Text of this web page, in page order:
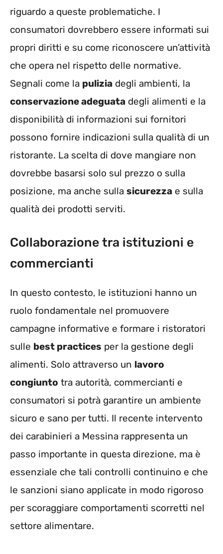
riguardo a queste problematiche. I
consumatori dovrebbero essere informati sui
propri diritti e su come riconoscere un’attività
che opera nel rispetto delle normative.
Segnali come la pulizia degli ambienti, la
conservazione adeguata degli alimenti e la
disponibilità di informazioni sui fornitori
possono fornire indicazioni sulla qualità di un
ristorante. La scelta di dove mangiare non
dovrebbe basarsi solo sul prezzo o sulla
posizione, ma anche sulla sicurezza e sulla
qualità dei prodotti serviti.
Collaborazione tra istituzioni e
commercianti
In questo contesto, le istituzioni hanno un
ruolo fondamentale nel promuovere
campagne informative e formare i ristoratori
sulle best practices per la gestione degli
alimenti. Solo attraverso un lavoro
congiunto tra autorità, commercianti e
consumatori si potrà garantire un ambiente
sicuro e sano per tutti. Il recente intervento
dei carabinieri a Messina rappresenta un
passo importante in questa direzione, ma è
essenziale che tali controlli continuino e che
le sanzioni siano applicate in modo rigoroso
per scoraggiare comportamenti scorretti nel
settore alimentare.